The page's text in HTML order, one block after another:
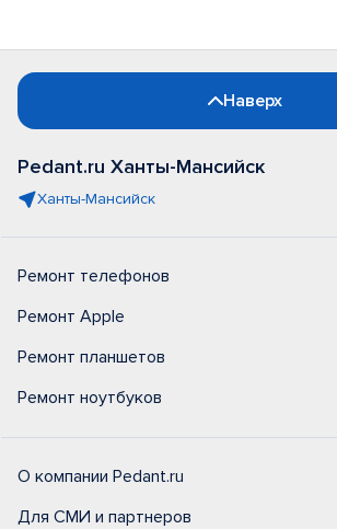
Наверх
Pedant.ru Ханты-Мансийск
Ханты-Мансийск
Ремонт телефонов
Ремонт Apple
Ремонт планшетов
Ремонт ноутбуков
О компании Pedant.ru
Для СМИ и партнеров